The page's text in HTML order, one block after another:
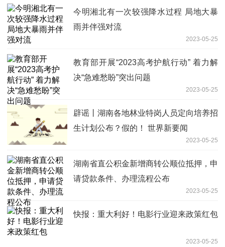
今明湘北有一次较强降水过程 局地大暴
雨并伴强对流
2023-05-25
教育部开展“2023高考护航行动” 着力解
决“急难愁盼”突出问题
2023-05-25
辟谣丨湖南各地林业特岗人员定向培养招
生计划公布？假的！ 世界新要闻
2023-05-25
湖南省直公积金新增商转公顺位抵押，申
请贷款条件、办理流程公布
2023-05-25
快报：重大利好！电影行业迎来政策红包
2023-05-25